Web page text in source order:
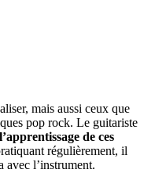
mais aussi ceux que
pop rock. Le guitariste
de ces
régulièrement, il
avec l’instrument.